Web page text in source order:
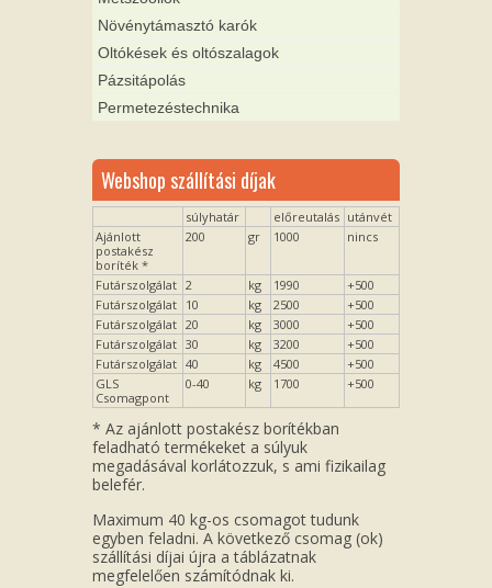
Növénytámasztó karók
Oltókések és oltószalagok
Pázsitápolás
Permetezéstechnika
Webshop szállítási díjak
súlyhatár előreutalás utánvét
Ajánlott
postakész
boríték *
200 gr 1000 nincs
Futárszolgálat 2 kg 1990
+500
Futárszolgálat 10 kg 2500
+500
Futárszolgálat 20 kg 3000
+500
Futárszolgálat 30 kg 3200
+500
Futárszolgálat 40 kg 4500
+500
GLS
Csomagpont
0-40 kg 1700 +500
* Az ajánlott postakész borítékban
feladható termékeket a súlyuk
megadásával korlátozzuk, s ami fizikailag
belefér.
Maximum 40 kg-os csomagot tudunk
egyben feladni. A következő csomag (ok)
szállítási díjai újra a táblázatnak
megfelelően számítódnak ki.